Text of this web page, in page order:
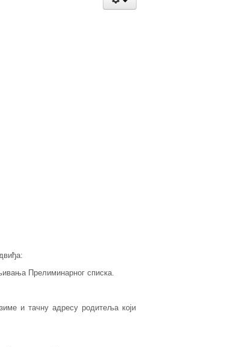
Прелиминарног списка.
и тачну адресу родитеља који